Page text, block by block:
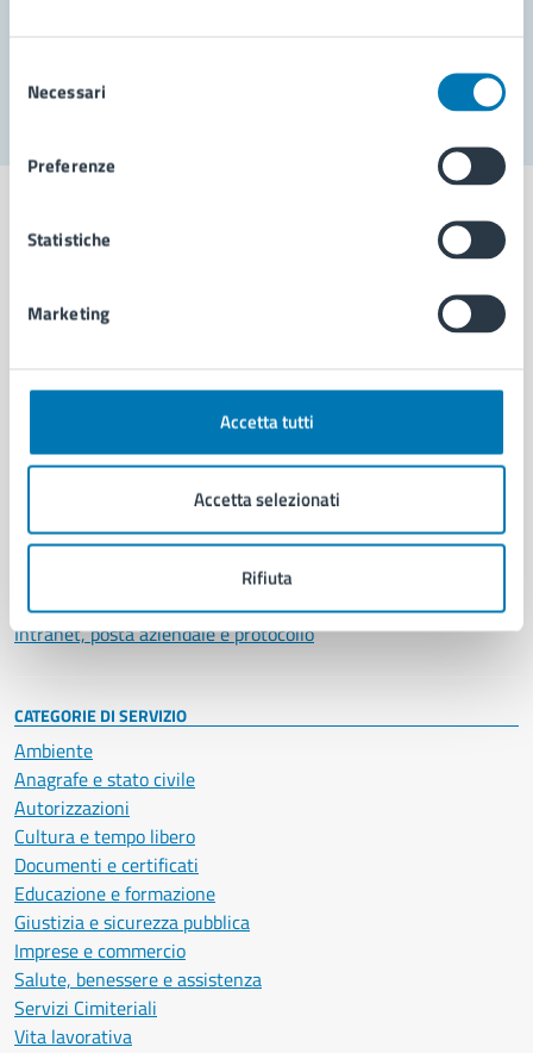
delNecessari
Preferenze
Statistiche
Marketing
Accetta tutti
Accetta selezionati
Rifiuta
Municipalità
Politici
Documenti e dati
Intranet, posta aziendale e protocollo
CATEGORIE DI SERVIZIO
Ambiente
Anagrafe e stato civile
Autorizzazioni
Cultura e tempo libero
Documenti e certificati
Educazione e formazione
Giustizia e sicurezza pubblica
Imprese e commercio
Salute, benessere e assistenza
Servizi Cimiteriali
Vita lavorativa